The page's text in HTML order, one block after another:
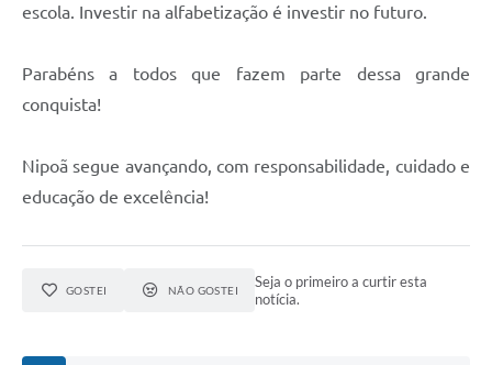
escola. Investir na alfabetização é investir no futuro.
Parabéns a todos que fazem parte dessa grande
conquista!
Nipoã segue avançando, com responsabilidade, cuidado e
educação de excelência!
GOSTEI NÃO GOSTEI
Seja o primeiro a curtir esta
notícia.